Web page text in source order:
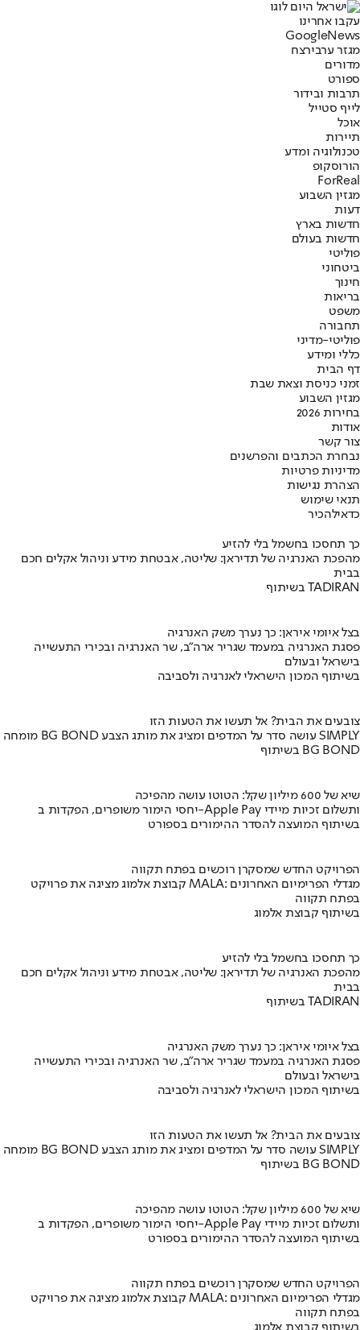
עקבו אחרינו
Googl eNews
מגזר ערבירצח
מדורים
ספורט
תרבות ובידור
לייף סטייל
אוכל
תיירות
טכנולוגיה ומדע
הורוסקופ
ForReal
מגזין השבוע
דעות
חדשות בארץ
חדשות בעולם
פוליטי
ביטחוני
חינוך
בריאות
משפט
תחבורה
פוליטי-מדיני
כללי ומידע
דף הבית
זמני כניסת וצאת שבת
מגזין השבוע
בחירות 2026
אודות
צור קשר
נבחרת הכתבים והפרשנים
מדיניות פרטיות
הצהרת נגישות
תנאי שימוש
כדאילהכיר
כך תחסכו בחשמל בלי להזיע
מהפכת האנרגיה של תדיראן: שליטה, אבטחת מידע וניהול אקלים חכם
בבית
בשיתוף TADIRAN
בצל איומי איראן: כך נערך משק האנרגיה
פסגת האנרגיה במעמד שגריר ארה"ב, שר האנרגיה ובכירי התעשייה
בישראל ובעולם
בשיתוף המכון הישראלי לאנרגיה ולסביבה
צובעים את הבית? אל תעשו את הטעות הזו
מומחה BG BOND עושה סדר על המדפים ומציג את מותג הצבע SIMPLY
בשיתוף BG BOND
שיא של 600 מיליון שקל: הטוטו עושה מהפיכה
יחסי הימור משופרים, הפקדות ב-Apple Pay ותשלום זכיות מיידי
בשיתוף המועצה להסדר ההימורים בספורט
הפרויקט החדש שמסקרן רוכשים בפתח תקווה
קבוצת אלמוג מציגה את פרויקט MALA: מגדלי הפרימיום האחרונים
בפתח תקווה
בשיתוף קבוצת אלמוג
כך תחסכו בחשמל בלי להזיע
מהפכת האנרגיה של תדיראן: שליטה, אבטחת מידע וניהול אקלים חכם
בבית
בשיתוף TADIRAN
בצל איומי איראן: כך נערך משק האנרגיה
פסגת האנרגיה במעמד שגריר ארה"ב, שר האנרגיה ובכירי התעשייה
בישראל ובעולם
בשיתוף המכון הישראלי לאנרגיה ולסביבה
צובעים את הבית? אל תעשו את הטעות הזו
מומחה BG BOND עושה סדר על המדפים ומציג את מותג הצבע SIMPLY
בשיתוף BG BOND
שיא של 600 מיליון שקל: הטוטו עושה מהפיכה
יחסי הימור משופרים, הפקדות ב-Apple Pay ותשלום זכיות מיידי
בשיתוף המועצה להסדר ההימורים בספורט
הפרויקט החדש שמסקרן רוכשים בפתח תקווה
קבוצת אלמוג מציגה את פרויקט MALA: מגדלי הפרימיום האחרונים
בפתח תקווה